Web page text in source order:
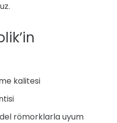
kalitesi
römorklarla uyum